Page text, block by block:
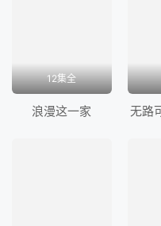
过往所为推行改革，
12集全
浪漫这一家 无路